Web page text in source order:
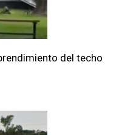
del techo